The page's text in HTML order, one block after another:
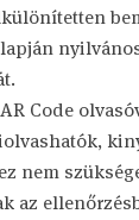
Code
nem
az